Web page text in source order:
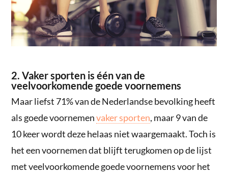
2. Vaker sporten is één van de
veelvoorkomende goede voornemens
Maar liefst 71% van de Nederlandse bevolking heeft
als goede voornemenvaker sporten, maar 9 van de
10 keer wordt deze helaas niet waargemaakt. Toch is
het een voornemen dat blijft terugkomen op de lijst
met veelvoorkomende goede voornemens voor het